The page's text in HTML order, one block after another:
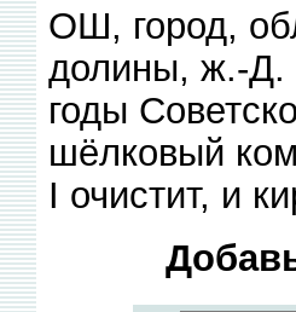
ОШ, город,
долины, ж.-Д.
годы
шёлковый
I очистит, и